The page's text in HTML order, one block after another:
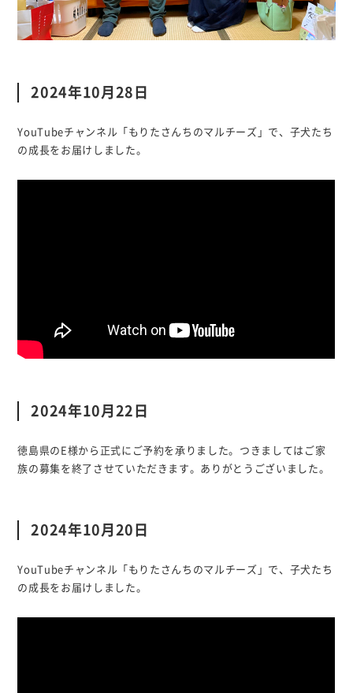
2024年10月28日
YouTubeチャンネル「もりたさんちのマルチーズ」で、子犬たち
の成長をお届けしました。
2024年10月22日
徳島県のE様から正式にご予約を承りました。つきましてはご家
族の募集を終了させていただきます。ありがとうございました。
2024年10月20日
YouTubeチャンネル「もりたさんちのマルチーズ」で、子犬たち
の成長をお届けしました。